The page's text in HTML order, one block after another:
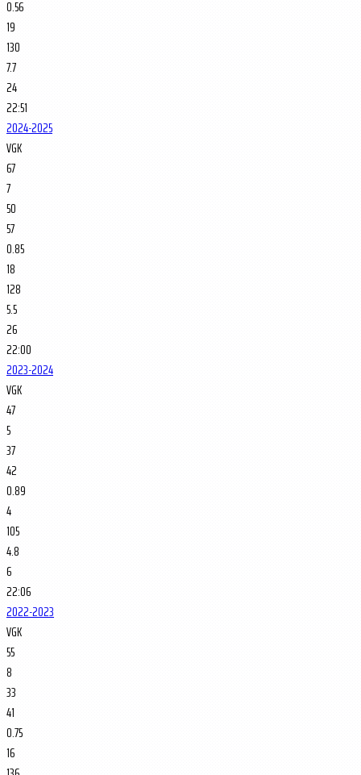
0.56
19
130
7.7
24
22:51
2024-2025
VGK
67
7
50
57
0.85
18
128
5.5
26
22:00
2023-2024
VGK
47
5
37
42
0.89
4
105
4.8
6
22:06
2022-2023
VGK
55
8
33
41
0.75
16